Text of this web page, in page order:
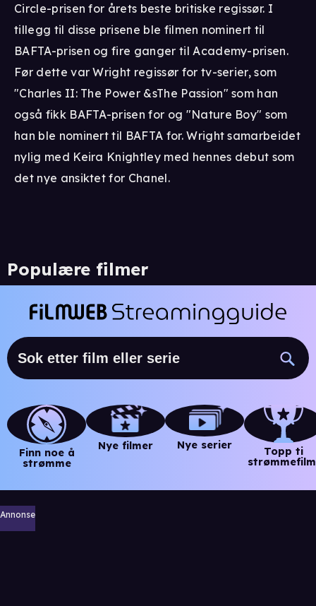
Circle-prisen for årets beste britiske regissør. I
tillegg til disse prisene ble filmen nominert til
BAFTA-prisen og fire ganger til Academy-prisen.
Før dette var Wright regissør for tv-serier, som
"Charles II: The Power &sThe Passion" som han
også fikk BAFTA-prisen for og "Nature Boy" som
han ble nominert til BAFTA for. Wright samarbeidet
nylig med Keira Knightley med hennes debut som
det nye ansiktet for Chanel.
Populære filmer
Finn noe å
strømme
Nye filmer Nye serier
Topp ti
Annonse